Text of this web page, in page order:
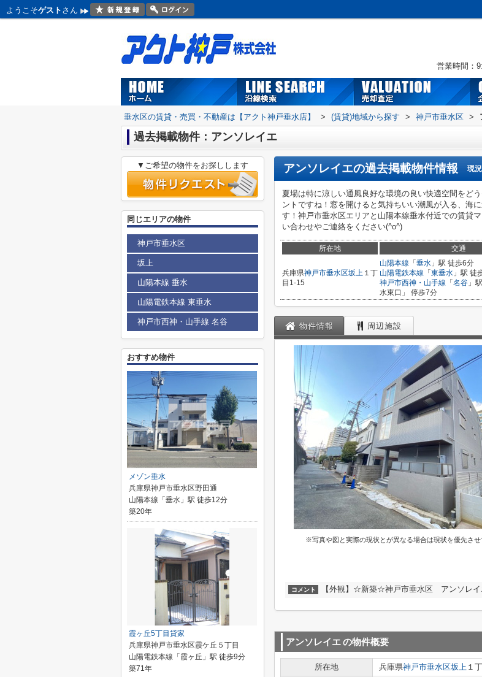
ようこそゲスト さん
営業時間：
垂水区の賃貸・売買・不動産は【アクト神戸垂水店】 > (賃貸)地域から探す > 神戸市垂水区 >
過去掲載物件：アンソレイエ
アンソレイエの過去掲載物件情報 現
夏場は特に涼しい通風良好な環境の良い快適空間をど
ントですね！窓を開けると気持ちいい潮風が入る、海
す！神戸市垂水区エリアと山陽本線垂水付近での賃貸
い合わせやご連絡をください(^o^)
所在地 交通
兵庫県神戸市垂水区坂上 １丁
目1-15
山陽本線 「 垂水 」駅 徒歩6分
山陽電鉄本線 「 東垂水 」駅 徒
神戸市西神・山手線 「 名谷 」
水東口」 停歩7分
物件情報 周辺施設
※写真や図と実際の現状とが異なる場合は現状を優先さ
コメント 【外観】☆新築☆神戸市垂水区 アンソレ
アンソレイエの物件概要
所在地 兵庫県神戸市垂水区坂上 １
▼ご希望の物件をお探しします
同じエリアの物件
神戸市垂水区
坂上
山陽本線 垂水
山陽電鉄本線 東垂水
神戸市西神・山手線 名谷
おすすめ物件
メゾン垂水
兵庫県神戸市垂水区野田通
山陽本線「垂水」駅 徒歩12分
築20年
霞ヶ丘5丁目貸家
兵庫県神戸市垂水区霞ケ丘５丁目
山陽電鉄本線「霞ヶ丘」駅 徒歩9分
築71年